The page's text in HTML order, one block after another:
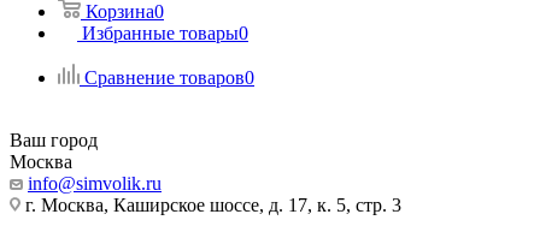
Корзина0
Избранные товары0
Сравнение товаров0
Ваш город
Москва
info@simvolik.ru
г. Москва, Каширское шоссе, д. 17, к. 5, стр. 3